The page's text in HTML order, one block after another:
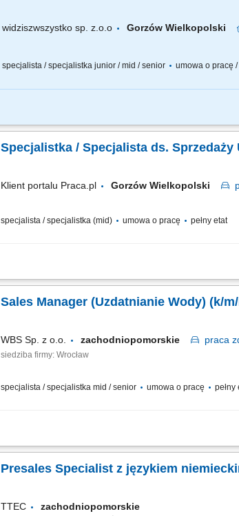
widziszwszystko sp. z.o.o Gorzów Wielkopolski
specjalista / specjalistka junior / mid / senior umowa o pracę
Opis stanowiska Poszukujemy osoby nastawionej na
Specjalistka / Specjalista ds. Sprzedaży
Klient portalu Praca.pl Gorzów Wielkopolski
specjalista / specjalistka (mid) umowa o pracę pełny etat
Budowanie i rozwijanie długofalowych relacji z klientami
Sales Manager (Uzdatnianie Wody) (k/
WBS Sp. z o.o. zachodniopomorskie praca
siedziba firmy: Wrocław
specjalista / specjalistka mid / senior umowa o pracę pełny
Opis stanowiska pracy/zadania: Aktywne pozyskiwanie
Presales Specialist z językiem
TTEC zachodniopomorskie